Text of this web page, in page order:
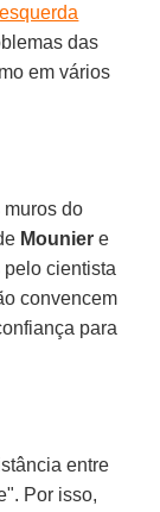
esquerda
das
em vários
muros do
Mounier e
pelo cientista
convencem
para
entre
Por isso,